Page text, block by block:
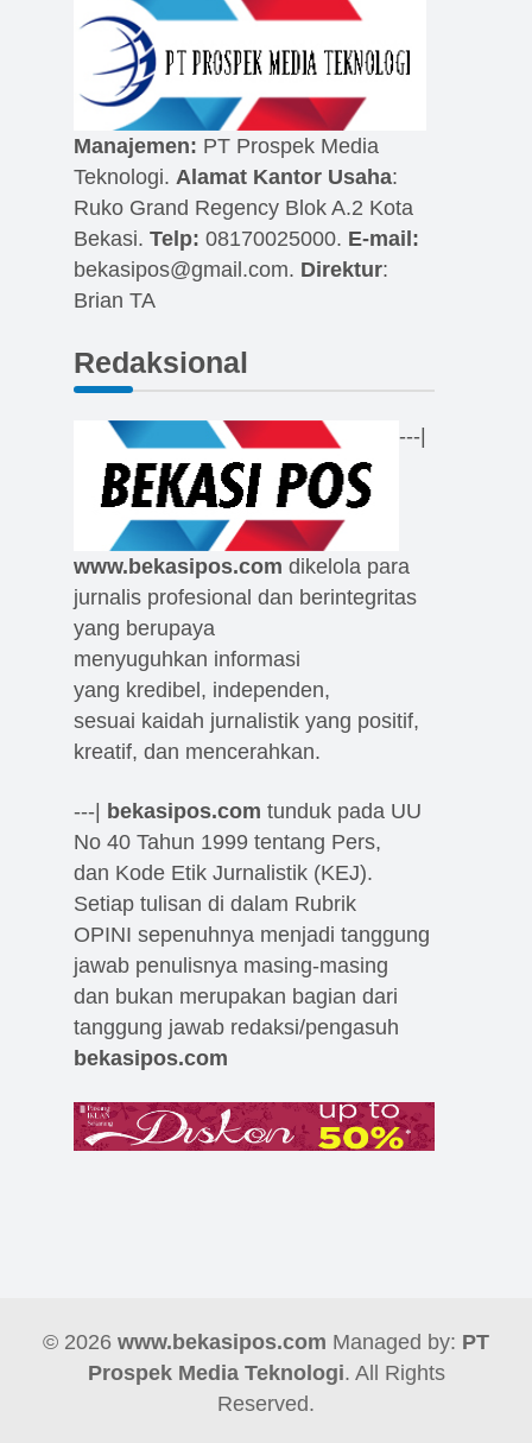
Manajemen: PT Prospek Media
Teknologi. Alamat Kantor Usaha:
Ruko Grand Regency Blok A.2 Kota
Bekasi. Telp: 08170025000. E-mail:
bekasipos@gmail.com. Direktur:
Brian TA
Redaksional
---|
www.bekasipos.com dikelola para
jurnalis profesional dan berintegritas
yang berupaya
menyuguhkan informasi
yang kredibel, independen,
sesuai kaidah jurnalistik yang positif,
kreatif, dan mencerahkan.
---| bekasipos.com tunduk pada UU
No 40 Tahun 1999 tentang Pers,
dan Kode Etik Jurnalistik (KEJ).
Setiap tulisan di dalam Rubrik
OPINI sepenuhnya menjadi tanggung
jawab penulisnya masing-masing
dan bukan merupakan bagian dari
tanggung jawab redaksi/pengasuh
bekasipos.com
© 2026 www.bekasipos.com Managed by: PT
Prospek Media Teknologi. All Rights
Reserved.